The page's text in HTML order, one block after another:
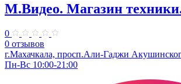
М.Видео. Магазин
0
0 отзывов
г.Махачкала, просп.Али-Гаджи
Пн-Вс 10:00-21:00